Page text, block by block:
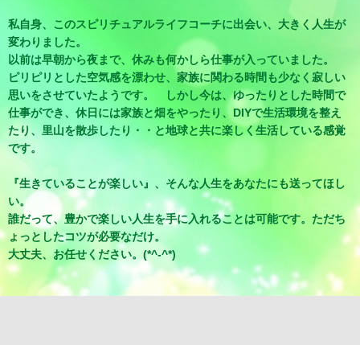
私自身、このスピリチュアルライフコーチに出会い、大きく人生が
変わりました。
以前は早朝から夜まで、休みも何かしら仕事が入っていました。
ピリピリとした空気感を漂わせ、家族に関わる時間も少なく寂しい
思いをさせていたようです。 しかし今は、ゆったりとした時間で
仕事ができ、休日には家族と畑をやったり、DIYで生活環境を整え
たり、里山を散歩したり・・と地球と共に楽しく生活している感覚
です。
『生きていることが楽しい』、そんな人生をあなたにも送ってほし
い。
誰だって、豊かで楽しい人生を手に入れることは可能です。ただち
ょっとしたコツが必要なだけ。
大丈夫、お任せください。(*^-^*)